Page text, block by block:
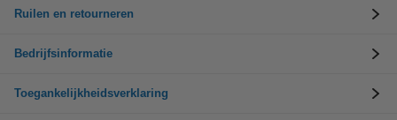
Ruilen en retourneren
Bedrijfsinformatie
Toegankelijkheidsverklaring